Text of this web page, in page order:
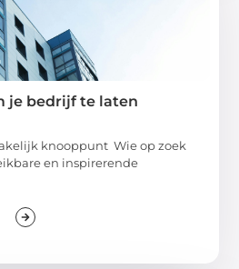
je bedrijf te laten
knooppunt Wie op zoek
en inspirerende